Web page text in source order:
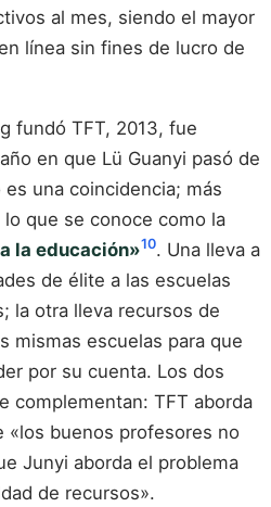
al mes, siendo el mayor
línea sin fines de lucro de
fundó TFT, 2013, fue
en que Lü Guanyi pasó de
una coincidencia; más
que se conoce como la
la educación»10. Una lleva a
de élite a las escuelas
la otra lleva recursos de
mismas escuelas para que
por su cuenta. Los dos
complementan: TFT aborda
«los buenos profesores no
Junyi aborda el problema
de recursos».